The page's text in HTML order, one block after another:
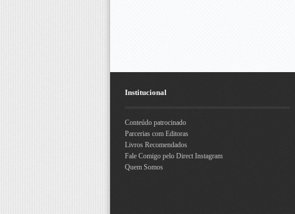
Institucional
Conteúdo patrocinado
Parcerias com Editoras
Livros Recomendados
Fale Comigo pelo Direct Instagram
Quem Somos